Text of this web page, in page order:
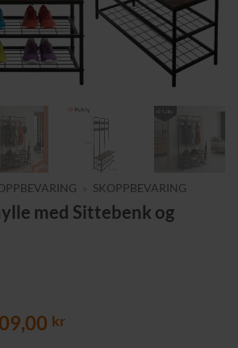
SKOPPBEVARING
med Sittebenk og
krNåværende